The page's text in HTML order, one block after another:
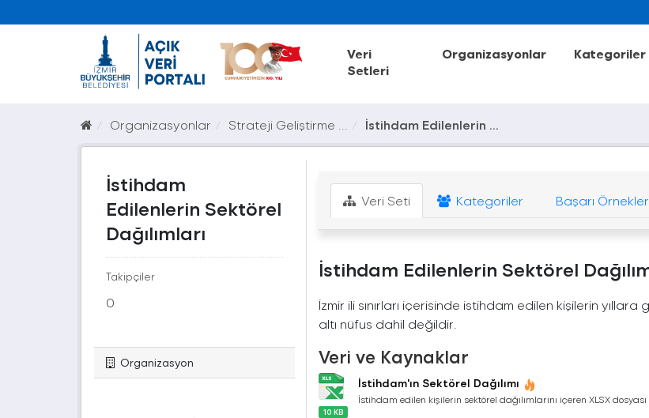
Veri
Setleri
Organizasyonlar Kategoriler
Organizasyonlar Strateji Geliştirme ... İstihdam Edilenlerin ...
İstihdam
Edilenlerin Sektörel
Dağılımları
Takipçiler
0
Organizasyon
Veri Seti Kategoriler Başarı
İstihdam Edilenlerin Sektörel
İzmir ili sınırları içerisinde istihdam edilen kişilerin
altı nüfus dahil değildir.
Veri ve Kaynaklar
İstihdam'ın Sektörel Dağılımı
İstihdam edilen kişilerin sektörel dağılımlarını içeren XLSX dosyası
10 KB